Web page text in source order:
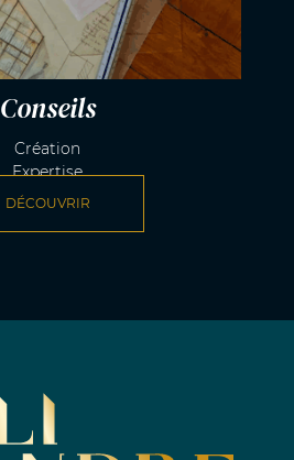
Conseils
Création
Expertise
DÉCOUVRIR